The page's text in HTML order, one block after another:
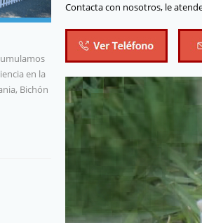
Contacta con nosotros, le
en la
Bichón